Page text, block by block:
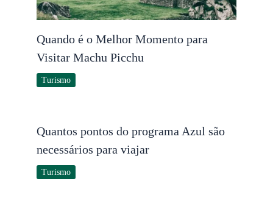
Quando é o Melhor Momento para
Visitar Machu Picchu
Turismo
Quantos pontos do programa Azul são
necessários para viajar
Turismo